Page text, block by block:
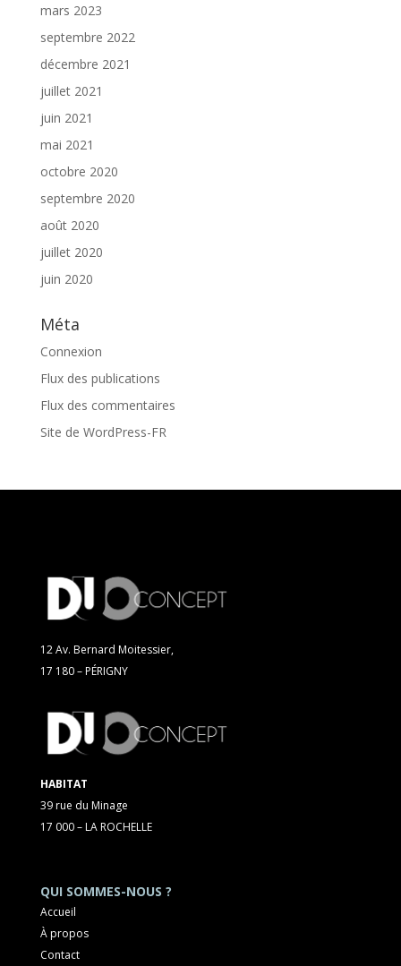
mars 2023
septembre 2022
décembre 2021
juillet 2021
juin 2021
mai 2021
octobre 2020
septembre 2020
août 2020
juillet 2020
juin 2020
Méta
Connexion
Flux des publications
Flux des commentaires
Site de WordPress-FR
12 Av. Bernard Moitessier,
17 180 – PÉRIGNY
HABITAT
39 rue du Minage
17 000 – LA ROCHELLE
QUI SOMMES-NOUS ?
Accueil
À propos
Contact